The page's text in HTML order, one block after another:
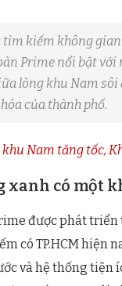
kiếm không
Prime nổi bật
lòng khu Nam
của thành phố.
khu Nam tăng tốc,
xanh có một
được phát triển
có TP.HCM hiện
và hệ thống tiện